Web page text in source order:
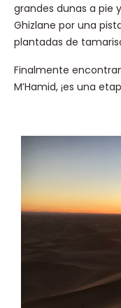
grandes dunas a pie
Ghizlane por una
plantadas de
Finalmente
M’Hamid, ¡es una